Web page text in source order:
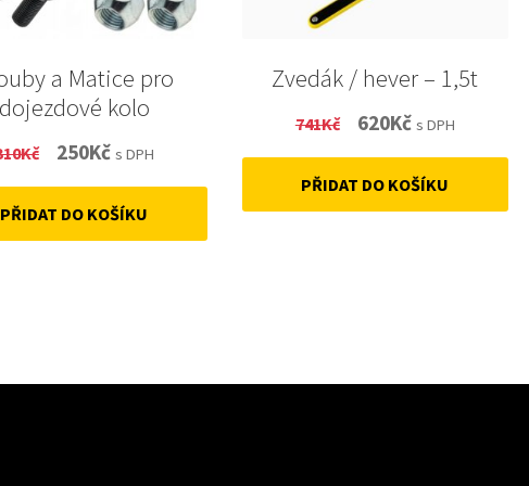
a Matice pro
dojezdové kolo
Kč
Original
price
was:
250KčCurrent
price
is:
s DPH
PŘIDAT DO KOŠÍKU
Zvedák / hever – 1,5t
741Kč
Original
price
was:
620KčCurrent
price
is:
s DPH
PŘIDAT DO KOŠÍKU